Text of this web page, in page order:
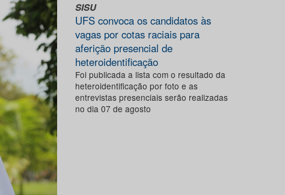
SISU
UFS convoca os candidatos às
vagas por cotas raciais para
aferição presencial de
heteroidentificação
Foi publicada a lista com o resultado da
heteroidentificação por foto e as
entrevistas presenciais serão realizadas
no dia 07 de agosto